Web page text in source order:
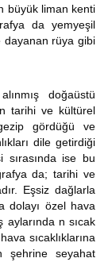
büyük liman kenti
da yemyeşil
dayanan rüya gibi
doğaüstü
tarihi ve kültürel
gördüğü ve
dile getirdiği
ise bu
da; tarihi ve
Eşsiz dağlarla
dolayı özel hava
aylarında n sıcak
sıcaklıklarına
şehrine seyahat